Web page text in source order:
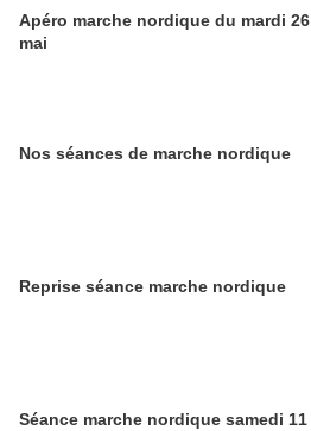
Apéro marche nordique du mardi 26
mai
Nos séances de marche nordique
Reprise séance marche nordique
Séance marche nordique samedi 11